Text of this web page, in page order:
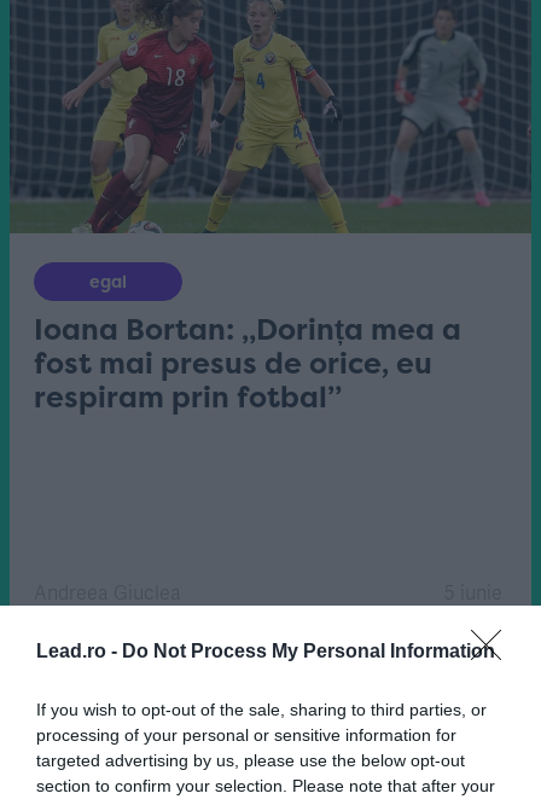
Lead.ro - Do Not Process My Personal Information
If you wish to opt-out of the sale, sharing to third parties, or
processing of your personal or sensitive information for
targeted advertising by us, please use the below opt-out
section to confirm your selection. Please note that after your
egal
Ioana Bortan: „Dorința mea a
fost mai presus de orice, eu
respiram prin fotbal”